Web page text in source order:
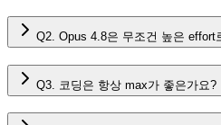
Q2. Opus 4.8은 무조건 높은 effort
Q3. 코딩은 항상 max가 좋은가요?